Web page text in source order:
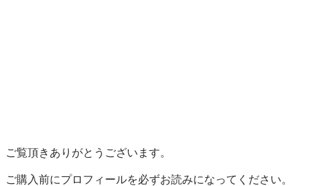
ご覧頂きありがとうございます。
ご購入前にプロフィールを必ずお読みになってください。